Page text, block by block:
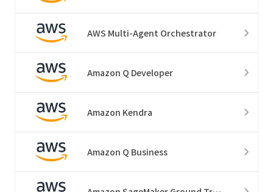
AWS Multi-Agent Orchestrator
Amazon Q Developer
Amazon Kendra
Amazon Q Business